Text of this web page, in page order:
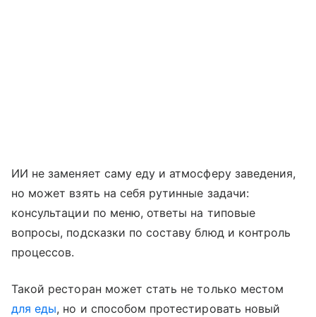
ИИ не заменяет саму еду и атмосферу заведения,
но может взять на себя рутинные задачи:
консультации по меню, ответы на типовые
вопросы, подсказки по составу блюд и контроль
процессов.
Такой ресторан может стать не только местом
для еды, но и способом протестировать новый